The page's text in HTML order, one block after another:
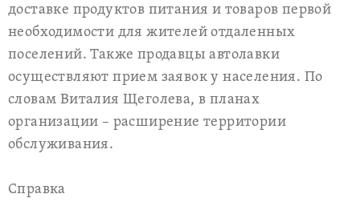
доставке продуктов питания и товаров первой
необходимости для жителей отдаленных
поселений. Также продавцы автолавки
осуществляют прием заявок у населения. По
словам Виталия Щеголева, в планах
организации – расширение территории
обслуживания.
Справка